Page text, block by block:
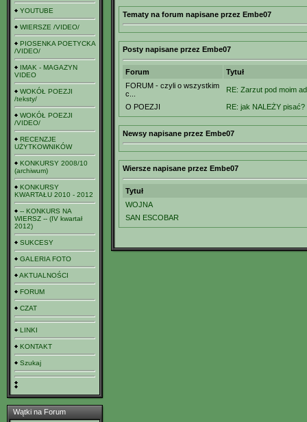
YOUTUBE
WIERSZE /VIDEO/
PIOSENKA POETYCKA
/VIDEO/
IMAK - MAGAZYN
VIDEO
WOKÓŁ POEZJI
/teksty/
WOKÓŁ POEZJI
/VIDEO/
RECENZJE
UŻYTKOWNIKÓW
KONKURSY 2008/10
(archiwum)
KONKURSY
KWARTAŁU 2010 - 2012
-- KONKURS NA
WIERSZ -- (IV kwartał
2012)
SUKCESY
GALERIA FOTO
AKTUALNOŚCI
FORUM
CZAT
LINKI
KONTAKT
Szukaj
Wątki na Forum
Tematy na forum napisane przez Embe07
Posty napisane przez Embe07
Forum
Tytuł
FORUM - czyli o wszystkim
c...
RE: Zarzut pod moim
O POEZJI RE: jak NALEŻY pisać?
Newsy napisane przez Embe07
Wiersze napisane przez Embe07
Tytuł
WOJNA
SAN ESCOBAR